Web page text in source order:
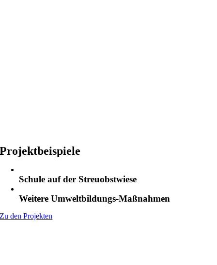
Projektbeispiele
Schule auf der Streuobstwiese
Weitere Umweltbildungs-Maßnahmen
Zu den Projekten